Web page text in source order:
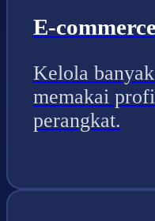
E-
Kelola
memakai
perangkat.